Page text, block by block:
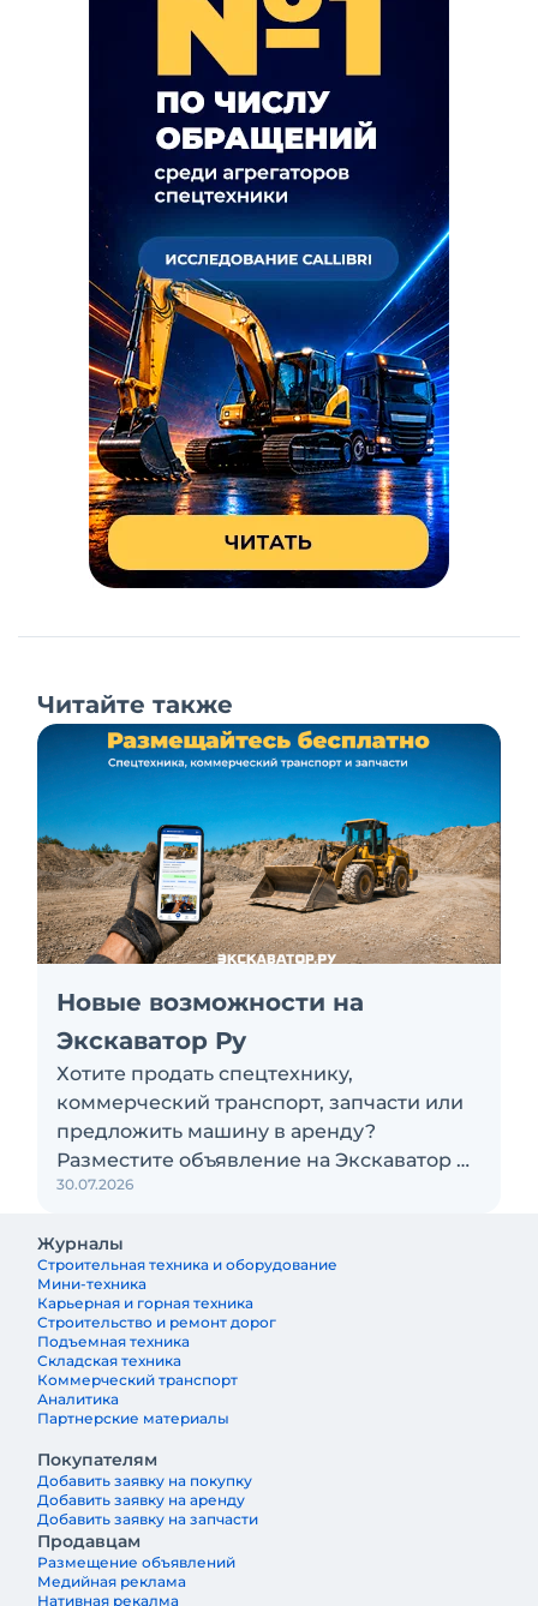
Читайте также
Новые возможности на
Экскаватор Ру
Хотите продать спецтехнику,
коммерческий транспорт, запчасти или
предложить машину в аренду?
Разместите объявление на Экскаватор Ру
бесплатно
30.07.2026
Журналы
Строительная техника и оборудование
Мини-техника
Карьерная и горная техника
Строительство и ремонт дорог
Подъемная техника
Складская техника
Коммерческий транспорт
Аналитика
Партнерские материалы
Покупателям
Добавить заявку на покупку
Добавить заявку на аренду
Добавить заявку на запчасти
Продавцам
Размещение объявлений
Медийная реклама
Нативная рекалма